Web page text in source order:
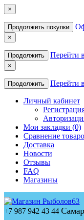
×
Продолжить покупки
×
Продолжить Перейти
×
Продолжить Перейти
Личный кабинет
Мои закладки (0)
Сравнение
Доставка
Новости
Отзывы
FAQ
Магазины
+7 987 942 43 44